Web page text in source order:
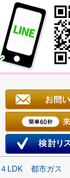
４LDK 都市ガス